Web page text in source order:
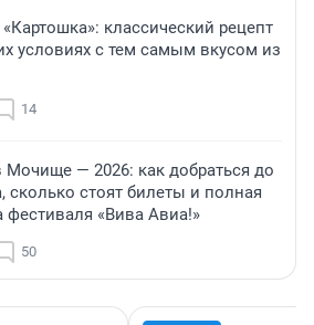
классический рецепт
условиях с тем самым вкусом из
14
— 2026: как добраться до
сколько стоят билеты и полная
фестиваля «Вива Авиа!»
50